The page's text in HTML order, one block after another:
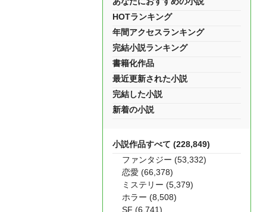
HOTランキング
年間アクセスランキング
完結小説ランキング
書籍化作品
最近更新された小説
完結した小説
新着の小説
小説作品すべて (228,849)
ファンタジー (53,332)
恋愛 (66,378)
ミステリー (5,379)
ホラー (8,508)
SF (6,741)